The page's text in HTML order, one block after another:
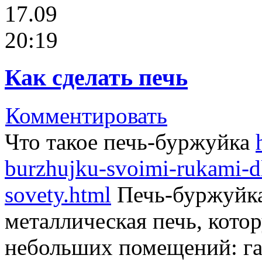
17.09
20:19
Как сделать печь
Комментировать
Что такое печь-буржуйка
burzhujku-svoimi-rukami-
sovety.html Печь-
металлическая печь,
небольших помещений: